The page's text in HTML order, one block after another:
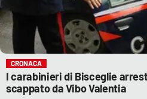
CRONACA
I carabinieri di Bisceglie
scappato da Vibo Valentia